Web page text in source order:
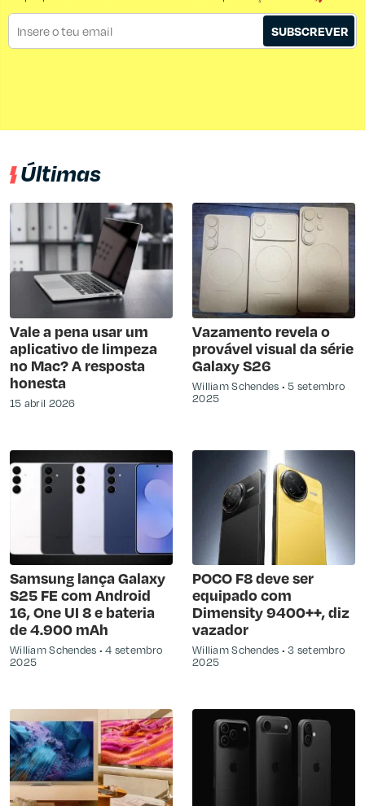
SUBSCREVER
Últimas
Vale a pena usar um
aplicativo de limpeza
no Mac? A resposta
honesta
15 abril 2026
Vazamento revela o
provável visual da série
Galaxy S26
William Schendes
5 setembro
2025
Samsung lança Galaxy
S25 FE com Android
16, One UI 8 e bateria
de 4.900 mAh
William Schendes
4 setembro
2025
POCO F8 deve ser
equipado com
Dimensity 9400++, diz
vazador
William Schendes
3 setembro
2025